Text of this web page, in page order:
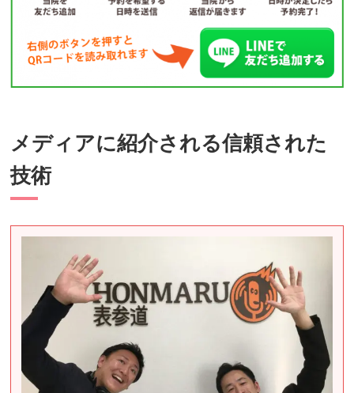
メディアに紹介される信頼された
技術